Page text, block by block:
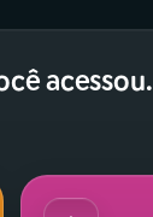
acessou.